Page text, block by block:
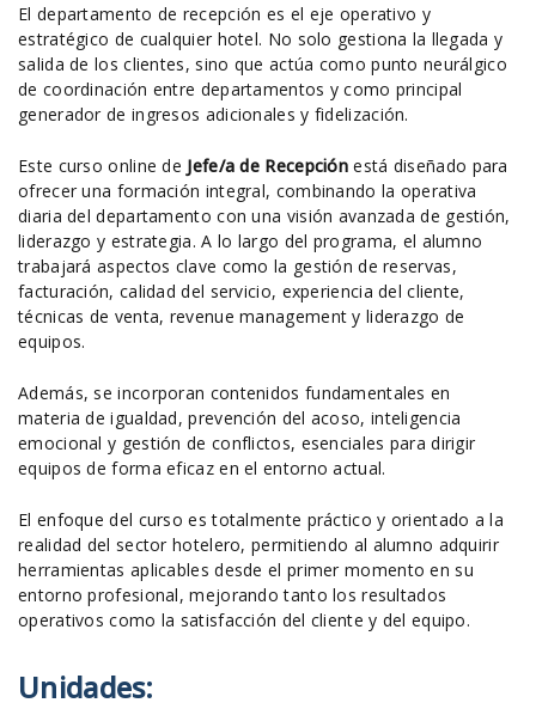
El departamento de recepción es el eje operativo y
estratégico de cualquier hotel. No solo gestiona la llegada y
salida de los clientes, sino que actúa como punto neurálgico
de coordinación entre departamentos y como principal
generador de ingresos adicionales y fidelización.
Este curso online de Jefe/a de Recepción está diseñado para
ofrecer una formación integral, combinando la operativa
diaria del departamento con una visión avanzada de gestión,
liderazgo y estrategia. A lo largo del programa, el alumno
trabajará aspectos clave como la gestión de reservas,
facturación, calidad del servicio, experiencia del cliente,
técnicas de venta, revenue management y liderazgo de
equipos.
Además, se incorporan contenidos fundamentales en
materia de igualdad, prevención del acoso, inteligencia
emocional y gestión de conflictos, esenciales para dirigir
equipos de forma eficaz en el entorno actual.
El enfoque del curso es totalmente práctico y orientado a la
realidad del sector hotelero, permitiendo al alumno adquirir
herramientas aplicables desde el primer momento en su
entorno profesional, mejorando tanto los resultados
operativos como la satisfacción del cliente y del equipo.
Unidades: